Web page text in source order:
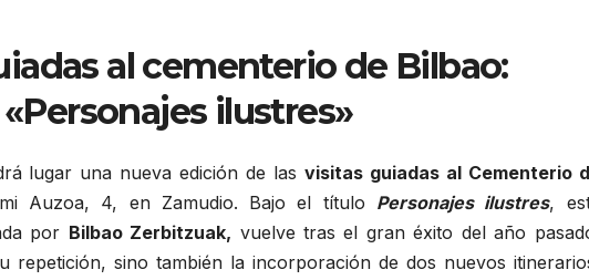
al cementerio de Bilbao:
«Personajes ilustres»
lugar una nueva edición de las visitas guiadas al Cementerio
Auzoa, 4, en Zamudio. Bajo el título Personajes ilustres,
por Bilbao Zerbitzuak, vuelve tras el gran éxito del año
repetición, sino también la incorporación de dos nuevos